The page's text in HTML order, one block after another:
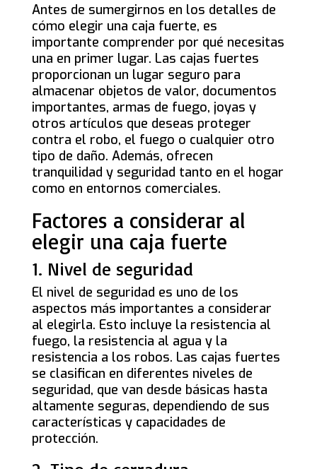
Antes de sumergirnos en los detalles de
cómo elegir una caja fuerte, es
importante comprender por qué necesitas
una en primer lugar. Las cajas fuertes
proporcionan un lugar seguro para
almacenar objetos de valor, documentos
importantes, armas de fuego, joyas y
otros artículos que deseas proteger
contra el robo, el fuego o cualquier otro
tipo de daño. Además, ofrecen
tranquilidad y seguridad tanto en el hogar
como en entornos comerciales.
Factores a considerar al
elegir una caja fuerte
1. Nivel de seguridad
El nivel de seguridad es uno de los
aspectos más importantes a considerar
al elegirla. Esto incluye la resistencia al
fuego, la resistencia al agua y la
resistencia a los robos. Las cajas fuertes
se clasifican en diferentes niveles de
seguridad, que van desde básicas hasta
altamente seguras, dependiendo de sus
características y capacidades de
protección.